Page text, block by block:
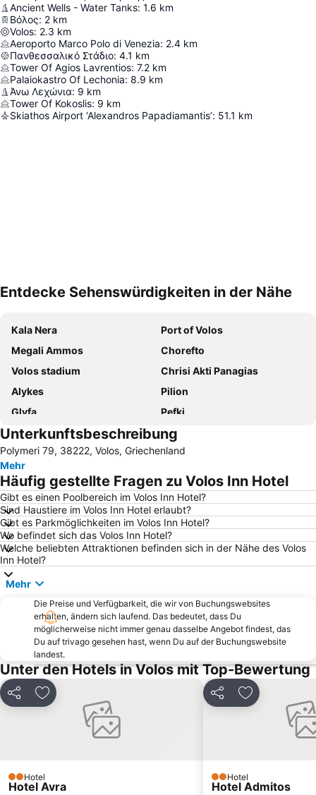
Ancient Wells - Water Tanks: 1.6 km
Βόλος: 2 km
Volos: 2.3 km
Aeroporto Marco Polo di Venezia: 2.4 km
Πανθεσσαλικό Στάδιο: 4.1 km
Tower Of Agios Lavrentios: 7.2 km
Palaiokastro Of Lechonia: 8.9 km
Άνω Λεχώνια: 9 km
Tower Of Kokoslis: 9 km
Skiathos Airport ‘Alexandros Papadiamantis’: 51.1 km
Entdecke Sehenswürdigkeiten in der Nähe
Kala Nera
Port of Volos
Megali Ammos
Chorefto
Volos stadium
Chrisi Akti Panagias
Alykes
Pilion
Glyfa
Pefki
Skiathos Town
Katigiorgis
Kato Gatzea
Flughafen Nea Anchialos
Traditional settelement Paleo Trikeri-Panagia
Agiokampos
Anavros
Nea Achialos
Papa Nero
Τroulos
Agria
Platanidia
Agioi Saranta
Kastri
Banana
Potistika
Paltsi
Sotiritsa
Kanatadika
Mikri Banana
Orei
Agia Paraskevi
Vassilias
Unterkunftsbeschreibung
Polymeri 79, 38222, Volos, Griechenland
Mehr
Häufig gestellte Fragen zu Volos Inn Hotel
Gibt es einen Poolbereich im Volos Inn Hotel?
Sind Haustiere im Volos Inn Hotel erlaubt?
Gibt es Parkmöglichkeiten im Volos Inn Hotel?
Wo befindet sich das Volos Inn Hotel?
Welche beliebten Attraktionen befinden sich in der Nähe des Volos
Inn Hotel?
Mehr
Die Preise und Verfügbarkeit, die wir von Buchungswebsites
erhalten, ändern sich laufend. Das bedeutet, dass Du
möglicherweise nicht immer genau dasselbe Angebot findest, das
Du auf trivago gesehen hast, wenn Du auf der Buchungswebsite
landest.
Unter den Hotels in Volos mit Top-Bewertung
Teilen Zu Favoriten hinzufügen
2 Sterne
Hotel
Hotel Avra
Teilen Zu Favoriten
2 Sterne
Hotel
Hotel Admitos